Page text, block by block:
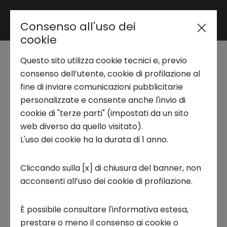
Area riservata
Trend Analysis
Applied Research
Startup Development
Business Transformation
Ecosystem enabling
Seminario NS Lab |
Leggere, Oggi
NS LAB, WEBINAR
​Come stacambiando il nostro modo di
leggerenell'epocadigitale, tra carta
Consenso all'uso dei
cookie
Questo sito utilizza cookie tecnici e, previo
consenso dell’utente, cookie di profilazione al
fine di inviare comunicazioni pubblicitarie
personalizzate e consente anche l'invio di
cookie di "terze parti" (impostati da un sito
web diverso da quello visitato).
L'uso dei cookie ha la durata di 1 anno.
Cliccando sulla [x] di chiusura del banner, non
acconsenti all’uso dei cookie di profilazione.
È possibile consultare l'informativa estesa,
prestare o meno il consenso ai cookie o